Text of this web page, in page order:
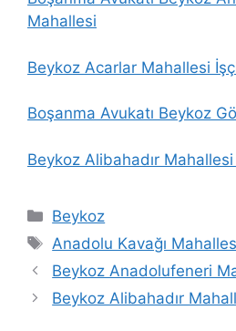
Mahallesi
Beykoz Acarlar Mahallesi
Boşanma Avukatı Beykoz
Beykoz Alibahadır Mahallesi
Kategoriler
Beykoz
Etiketler
Anadolu Kavağı
Beykoz Anadolufeneri
Beykoz Alibahadır